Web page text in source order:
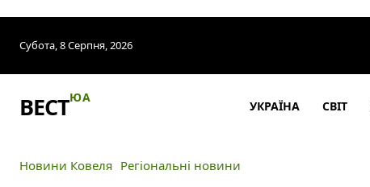
Субота, 8 Серпня, 2026
ВЕСТЮА
УКРАЇНА СВІТ
Новини Ковеля Регіональні новини